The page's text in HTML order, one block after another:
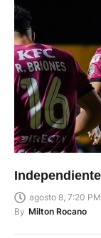
agosto 8, 7:20 PM
By Milton Rocano